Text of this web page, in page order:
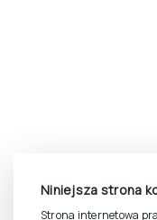
Niniejsza strona
Strona internetowa